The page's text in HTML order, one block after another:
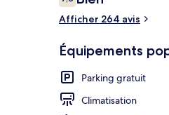
voyageurs
7,8 sur 10
Afficher 264 avis
Équipements
Parking gratuit
Climatisation